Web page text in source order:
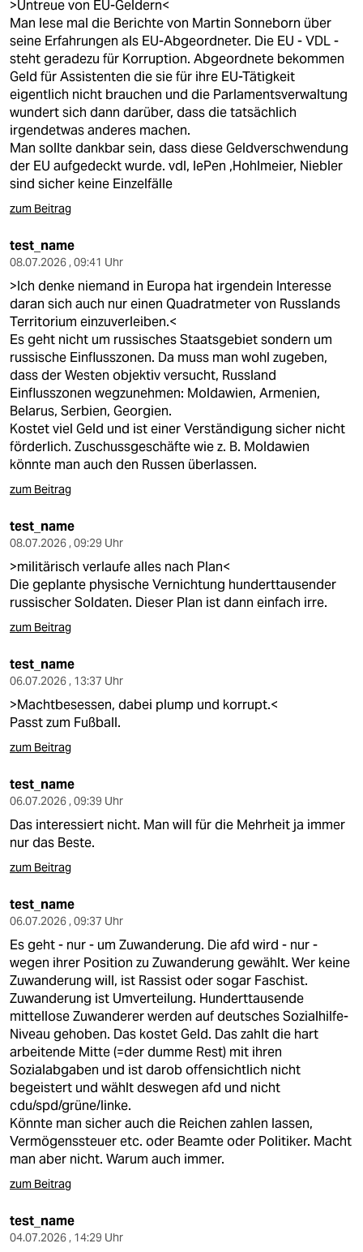
>Untreue von EU-Geldern<
Man lese mal die Berichte von Martin Sonneborn über
seine Erfahrungen als EU-Abgeordneter. Die EU - VDL -
steht geradezu für Korruption. Abgeordnete bekommen
Geld für Assistenten die sie für ihre EU-Tätigkeit
eigentlich nicht brauchen und die Parlamentsverwaltung
wundert sich dann darüber, dass die tatsächlich
irgendetwas anderes machen.
Man sollte dankbar sein, dass diese Geldverschwendung
der EU aufgedeckt wurde. vdl, lePen ,Hohlmeier, Niebler
sind sicher keine Einzelfälle
zum Beitrag
test_name
08.07.2026 , 09:41 Uhr
>Ich denke niemand in Europa hat irgendein Interesse
daran sich auch nur einen Quadratmeter von Russlands
Territorium einzuverleiben.<
Es geht nicht um russisches Staatsgebiet sondern um
russische Einflusszonen. Da muss man wohl zugeben,
dass der Westen objektiv versucht, Russland
Einflusszonen wegzunehmen: Moldawien, Armenien,
Belarus, Serbien, Georgien.
Kostet viel Geld und ist einer Verständigung sicher nicht
förderlich. Zuschussgeschäfte wie z. B. Moldawien
könnte man auch den Russen überlassen.
zum Beitrag
test_name
08.07.2026 , 09:29 Uhr
>militärisch verlaufe alles nach Plan<
Die geplante physische Vernichtung hunderttausender
russischer Soldaten. Dieser Plan ist dann einfach irre.
zum Beitrag
test_name
06.07.2026 , 13:37 Uhr
>Machtbesessen, dabei plump und korrupt.<
Passt zum Fußball.
zum Beitrag
test_name
06.07.2026 , 09:39 Uhr
Das interessiert nicht. Man will für die Mehrheit ja immer
nur das Beste.
zum Beitrag
test_name
06.07.2026 , 09:37 Uhr
Es geht - nur - um Zuwanderung. Die afd wird - nur -
wegen ihrer Position zu Zuwanderung gewählt. Wer keine
Zuwanderung will, ist Rassist oder sogar Faschist.
Zuwanderung ist Umverteilung. Hunderttausende
mittellose Zuwanderer werden auf deutsches Sozialhilfe-
Niveau gehoben. Das kostet Geld. Das zahlt die hart
arbeitende Mitte (=der dumme Rest) mit ihren
Sozialabgaben und ist darob offensichtlich nicht
begeistert und wählt deswegen afd und nicht
cdu/spd/grüne/linke.
Könnte man sicher auch die Reichen zahlen lassen,
Vermögenssteuer etc. oder Beamte oder Politiker. Macht
man aber nicht. Warum auch immer.
zum Beitrag
test_name
04.07.2026 , 14:29 Uhr